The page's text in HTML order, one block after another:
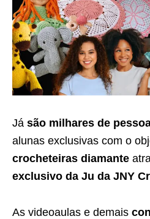
Já são milhares de
alunas exclusivas com o
crocheteiras diamante
exclusivo da Ju da JNY
As videoaulas e demais